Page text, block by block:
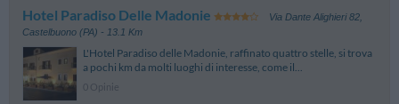
Hotel Paradiso Delle Madonie Via Dante Alighieri 82,
Castelbuono (PA) - 13.1 Km
L'Hotel Paradiso delle Madonie, raffinato quattro stelle, si trova
a pochi km da molti luoghi di interesse, come il...
0 Opinie